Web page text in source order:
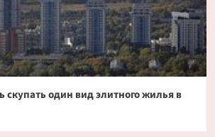
скупать один вид элитного жилья в